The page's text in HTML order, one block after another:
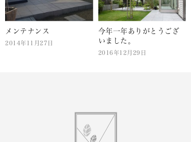
メンテナンス
2014年11月27日
今年一年ありがとうござ
いました。
2016年12月29日